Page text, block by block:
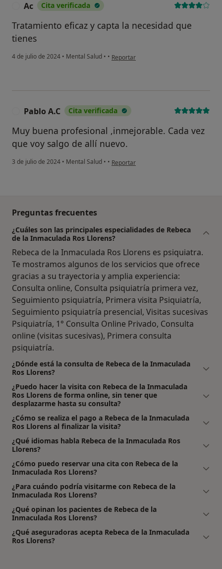
Ac Cita verificada
Tratamiento eficaz y capta la necesidad que
tienes
4 de julio de 2024 • Mental Salud • • en opinión del usuario Ac
Reportar
Pablo A.C Cita verificada
Muy buena profesional ,inmejorable. Cada vez
que voy salgo de allí nuevo.
3 de julio de 2024 • Mental Salud • • en opinión del usuario Pablo A.C
Reportar
Preguntas frecuentes
¿Cuáles son las principales especialidades de Rebeca
de la Inmaculada Ros Llorens?
Rebeca de la Inmaculada Ros Llorens es psiquiatra.
Te mostramos algunos de los servicios que ofrece
gracias a su trayectoria y amplia experiencia:
Consulta online, Consulta psiquiatría primera vez,
Seguimiento psiquiatría, Primera visita Psiquiatría,
Seguimiento psiquiatría presencial, Visitas sucesivas
Psiquiatría, 1° Consulta Online Privado, Consulta
online (visitas sucesivas), Primera consulta
psiquiatría.
¿Dónde está la consulta de Rebeca de la Inmaculada
Ros Llorens?
¿Puedo hacer la visita con Rebeca de la Inmaculada
Ros Llorens de forma online, sin tener que
desplazarme hasta su consulta?
¿Cómo se realiza el pago a Rebeca de la Inmaculada
Ros Llorens al finalizar la visita?
¿Qué idiomas habla Rebeca de la Inmaculada Ros
Llorens?
¿Cómo puedo reservar una cita con Rebeca de la
Inmaculada Ros Llorens?
¿Para cuándo podría visitarme con Rebeca de la
Inmaculada Ros Llorens?
¿Qué opinan los pacientes de Rebeca de la
Inmaculada Ros Llorens?
¿Qué aseguradoras acepta Rebeca de la Inmaculada
Ros Llorens?